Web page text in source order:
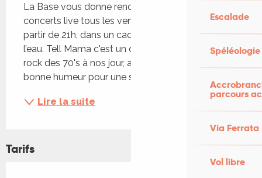
Escalade
Spéléologie
parcours
Via Ferrata
Vol libre
La Base vous donne rendez-vous tout l'été ! Des
concerts live tous les vendredis en juillet et août à
partir de 21h, dans un cadre unique au bord de
l’eau. Tell Mama c'est un cocktail de soul, fun et
rock des 70's à nos jour, avec énergie, groove et
bonne humeur pour une soirée dansante et...
Lire la suite
Tarifs